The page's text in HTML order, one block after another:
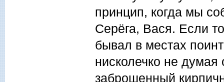
принцип, когда мы
Серёга, Вася. Если
бывал в местах
нисколечко не
заброшенный